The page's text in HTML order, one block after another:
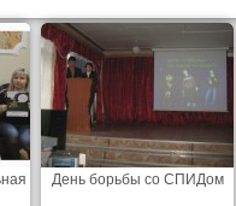
День борьбы со СПИДом